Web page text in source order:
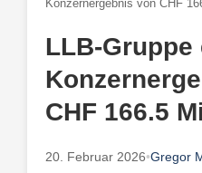
Konzernergebnis von CHF
LLB-Gruppe
CHF 166.5
20. Februar 2026•Gregor